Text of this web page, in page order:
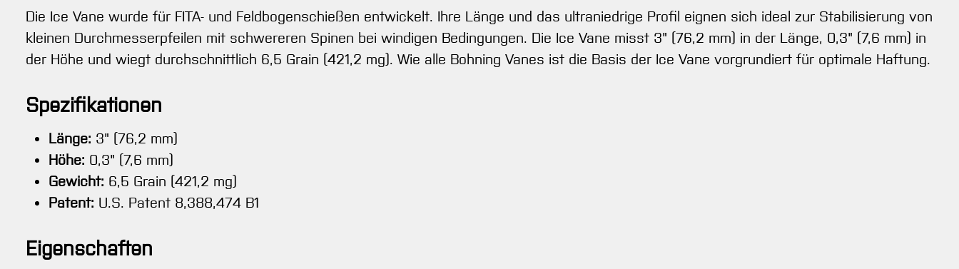
Die Ice Vane wurde für FITA- und Feldbogenschießen entwickelt. Ihre Länge und das ultraniedrige Profil eignen sich ideal zur Stabilisierung von
kleinen Durchmesserpfeilen mit schwereren Spinen bei windigen Bedingungen. Die Ice Vane misst 3" (76,2 mm) in der Länge, 0,3" (7,6 mm) in
der Höhe und wiegt durchschnittlich 6,5 Grain (421,2 mg). Wie alle Bohning Vanes ist die Basis der Ice Vane vorgrundiert für optimale Haftung.
Spezifikationen
Länge: 3" (76,2 mm)
Höhe: 0,3" (7,6 mm)
Gewicht: 6,5 Grain (421,2 mg)
Patent: U.S. Patent 8,388,474 B1
Eigenschaften